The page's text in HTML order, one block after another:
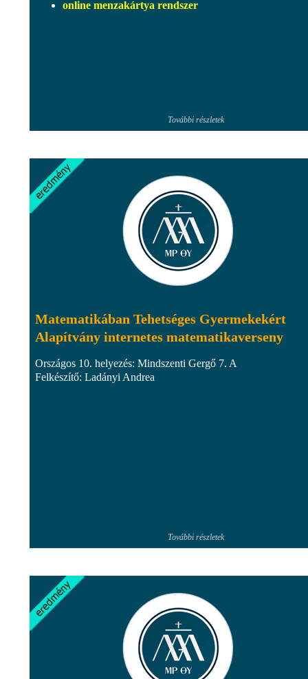
online menzakártya rendszer
További részletek
Matematikában Tehetséges Gyermekekért
Alapítvány internetes matematikaverseny
Országos 10. helyezés: Mindszenti Gergő 7. A
Felkészítő: Ladányi Andrea
További részletek